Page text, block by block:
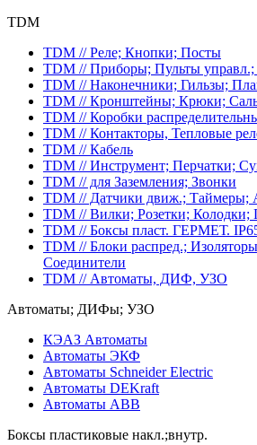
TDM
TDM // Реле; Кнопки; Посты
TDM // Приборы; Пульты управл.;
TDM // Наконечники; Гильзы;
TDM // Кронштейны; Крюки;
TDM // Коробки
TDM // Контакторы, Тепловые
TDM // Кабель
TDM // Инструмент; Перчатки;
TDM // для Заземления; Звонки
TDM // Датчики движ.; Таймеры;
TDM // Вилки; Розетки; Колодки;
TDM // Боксы пласт. ГЕРМЕТ.
TDM // Блоки распред.;
Соединители
TDM // Автоматы, ДИФ, УЗО
Автоматы; ДИФы; УЗО
КЭАЗ Автоматы
Автоматы ЭКФ
Автоматы Schneider Electric
Автоматы DEKraft
Автоматы ABB
Боксы пластиковые накл.;внутр.